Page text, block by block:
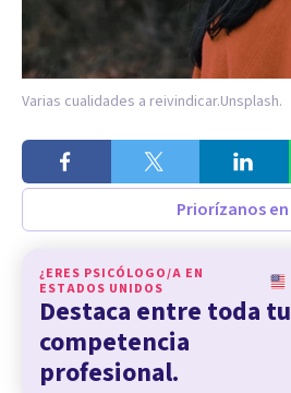
Varias cualidades a reivindicar.Unsplash.
Priorízanos en
¿ERES PSICÓLOGO/A EN
ESTADOS UNIDOS
Destaca entre toda tu
competencia
profesional.